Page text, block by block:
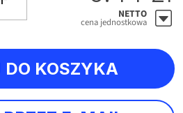
NETTO
cena jednostkowa
DO KOSZYKA